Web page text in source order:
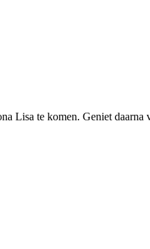
Lisa te komen. Geniet daarna